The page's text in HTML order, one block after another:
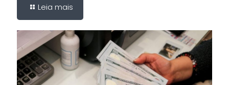
Leia mais